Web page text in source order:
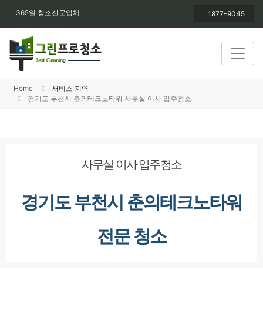
365일 청소전문업체 1877-9045
Home
서비스 지역
경기도 부천시 춘의테크노타워 사무실 이사 입주청소
사무실 이사 입주청소
경기도 부천시 춘의테크노타워
전문 청소